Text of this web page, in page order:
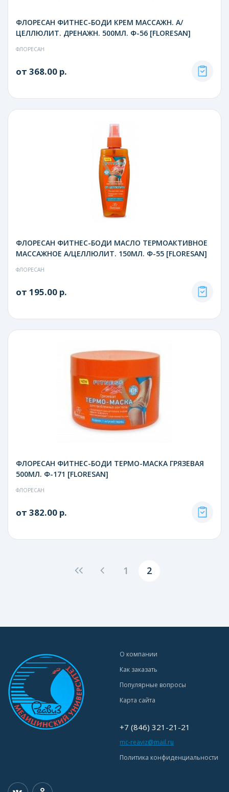
ФЛОРЕСАН ФИТНЕС-БОДИ КРЕМ МАССАЖН. А/
ЦЕЛЛЮЛИТ. ДРЕНАЖН. 500МЛ. Ф-56 [FLORESAN]
ФЛОРЕСАН
от 368.00 р.
ФЛОРЕСАН ФИТНЕС-БОДИ МАСЛО ТЕРМОАКТИВНОЕ
МАССАЖНОЕ А/ЦЕЛЛЮЛИТ. 150МЛ. Ф-55 [FLORESAN]
ФЛОРЕСАН
от 195.00 р.
ФЛОРЕСАН ФИТНЕС-БОДИ ТЕРМО-МАСКА ГРЯЗЕВАЯ
500МЛ. Ф-171 [FLORESAN]
ФЛОРЕСАН
от 382.00 р.
1 2
О компании
Как заказать
Популярные вопросы
Карта сайта
+7 (846) 321-21-21
mc-reaviz@mail.ru
Политика конфиденциальности